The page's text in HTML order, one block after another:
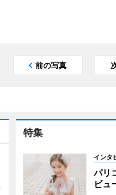
前の写真
特集
インタ
パリ
ビュ